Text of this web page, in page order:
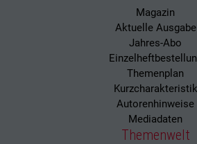
Magazin
Aktuelle Ausgabe
Jahres-Abo
Themenplan
Kurzcharakteristik
Autorenhinweise
Mediadaten
Themenwelt